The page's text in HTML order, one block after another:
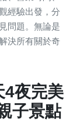
經驗出發，分
問題。無論是
決所有關於奇
4夜完美
子景點